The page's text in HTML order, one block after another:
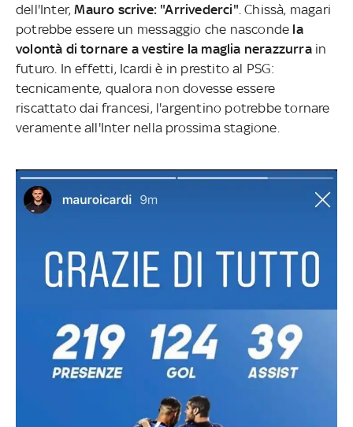
dell'Inter,Mauro scrive: "Arrivederci" . Chissà, magari
potrebbe essere un messaggio che nasconde la
volontà di tornare a vestire la maglia nerazzurrain
futuro. In effetti, Icardi è in prestito al PSG:
tecnicamente, qualora non dovesse essere
riscattato dai francesi, l'argentino potrebbe tornare
veramente all'Inter nella prossima stagione.